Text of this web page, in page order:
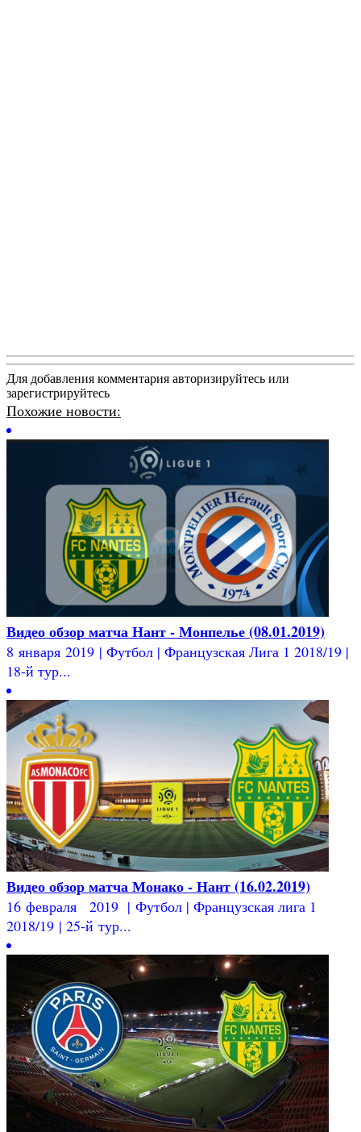
Для добавления комментария авторизируйтесь или
зарегистрируйтесь
Похожие новости:
Видео обзор матча Нант - Монпелье (08.01.2019)
8 января 2019 | Футбол | Французская Лига 1 2018/19 |
18-й тур...
Видео обзор матча Монако - Нант (16.02.2019)
16 февраля 2019 | Футбол | Французская лига 1
2018/19 | 25-й тур...